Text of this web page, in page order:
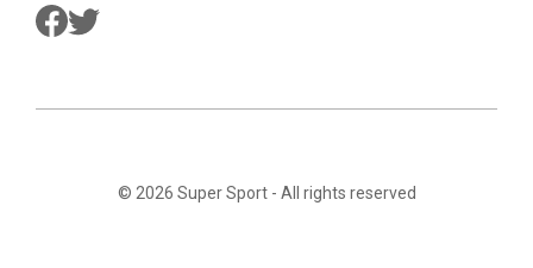
© 2026 Super Sport- All rights reserved